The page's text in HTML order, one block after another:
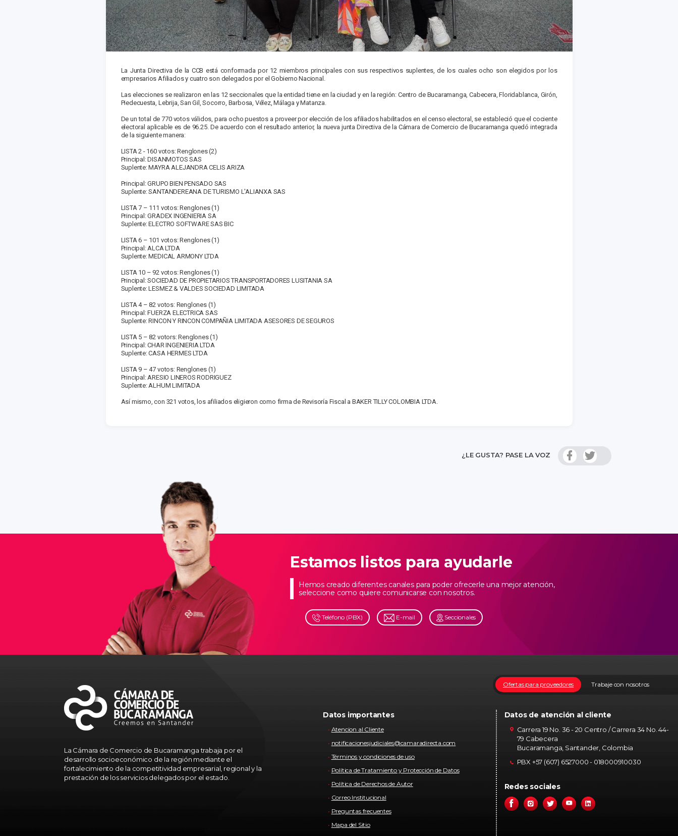
La Junta Directiva de la CCB está conformada por 12 miembros principales con sus respectivos suplentes, de los cuales ocho son elegidos por los
empresarios Afiliados y cuatro son delegados por el Gobierno Nacional.
Las elecciones se realizaron en las 12 seccionales que la entidad tiene en la ciudad y en la región: Centro de Bucaramanga, Cabecera, Floridablanca, Girón,
Piedecuesta, Lebrija, San Gil, Socorro, Barbosa, Vélez, Málaga y Matanza.
De un total de 770 votos válidos, para ocho puestos a proveer por elección de los afiliados habilitados en el censo electoral, se estableció que el cociente
electoral aplicable es de 96.25. De acuerdo con el resultado anterior, la nueva junta Directiva de la Cámara de Comercio de Bucaramanga quedó integrada
de la siguiente manera:
LISTA 2 - 160 votos: Renglones (2)
Principal: DISANMOTOS SAS
Suplente: MAYRA ALEJANDRA CELIS ARIZA
Principal: GRUPO BIEN PENSADO SAS
Suplente: SANTANDEREANA DE TURISMO L'ALIANXA SAS
LISTA 7 – 111 votos: Renglones (1)
Principal: GRADEX INGENIERIA SA
Suplente: ELECTRO SOFTWARE SAS BIC
LISTA 6 – 101 votos: Renglones (1)
Principal: ALCA LTDA
Suplente: MEDICAL ARMONY LTDA
LISTA 10 – 92 votos: Renglones (1)
Principal: SOCIEDAD DE PROPIETARIOS TRANSPORTADORES LUSITANIA SA
Suplente: LESMEZ & VALDES SOCIEDAD LIMITADA
LISTA 4 – 82 votos: Renglones (1)
Principal: FUERZA ELECTRICA SAS
Suplente: RINCON Y RINCON COMPAÑIA LIMITADA ASESORES DE SEGUROS
LISTA 5 – 82 votors: Renglones (1)
Principal: CHAR INGENIERIA LTDA
Suplente: CASA HERMES LTDA
LISTA 9 – 47 votos: Renglones (1)
Principal: ARESIO LINEROS RODRIGUEZ
Suplente: ALHUM LIMITADA
Así mismo, con 321 votos, los afiliados eligieron como firma de Revisoría Fiscal a BAKER TILLY COLOMBIA LTDA.
¿LE GUSTA? PASE LA VOZ
Estamos listos para ayudarle
Hemos creado diferentes canales para poder ofrecerle una mejor atención,
seleccione como quiere comunicarse con nosotros.
Teléfono (PBX) E-mail Seccionales
La Cámara de Comercio de Bucaramanga trabaja por el
desarrollo socioeconómico de la región mediante el
fortalecimiento de la competitividad empresarial, regional y la
prestación de los servicios delegados por el estado.
Trabaje con nosotros
Ofertas para proveedores
Datos importantes
Atencion al Cliente
notificacionesjudiciales@camaradirecta.com
Términos y condiciones de uso
Política de Tratamiento y Protección de Datos
Política de Derechos de Autor
Correo Institucional
Preguntas frecuentes
Mapa del Sitio
Datos de atención al cliente
Carrera 19 No. 36 - 20 Centro / Carrera 34 No. 44-
79 Cabecera
Bucaramanga, Santander, Colombia
PBX +57 (607) 6527000 - 018000910030
Redes sociales